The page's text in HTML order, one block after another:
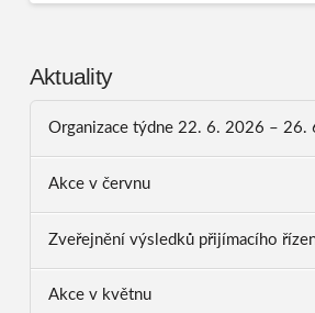
Aktuality
Organizace týdne 22. 6. 2026 – 26.
Akce v červnu
Zveřejnění výsledků přijímacího
Akce v květnu